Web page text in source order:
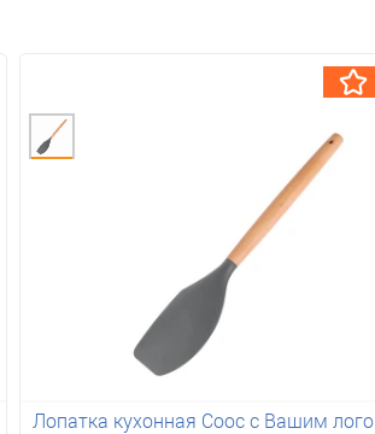
Лопатка кухонная Cooc с Вашим лого